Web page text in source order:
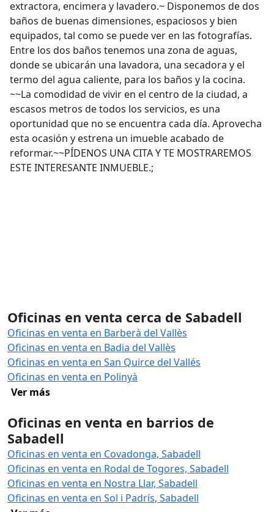
extractora, encimera y lavadero.~ Disponemos de dos
baños de buenas dimensiones, espaciosos y bien
equipados, tal como se puede ver en las fotografías.
Entre los dos baños tenemos una zona de aguas,
donde se ubicarán una lavadora, una secadora y el
termo del agua caliente, para los baños y la cocina.
~~La comodidad de vivir en el centro de la ciudad, a
escasos metros de todos los servicios, es una
oportunidad que no se encuentra cada día. Aprovecha
esta ocasión y estrena un imueble acabado de
reformar.~~PÍDENOS UNA CITA Y TE MOSTRAREMOS
ESTE INTERESANTE INMUEBLE.;
Oficinas en venta cerca de Sabadell
Oficinas en venta en Barberà del Vallès
Oficinas en venta en Badia del Vallès
Oficinas en venta en San Quirce del Vallés
Oficinas en venta en Polinyà
Ver más
Oficinas en venta en barrios de
Sabadell
Oficinas en venta en Covadonga, Sabadell
Oficinas en venta en Rodal de Togores, Sabadell
Oficinas en venta en Nostra Llar, Sabadell
Oficinas en venta en Sol i Padrís, Sabadell